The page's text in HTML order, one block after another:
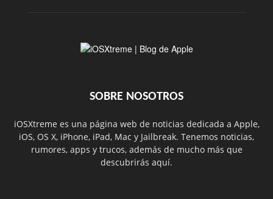
SOBRE NOSOTROS
iOSXtreme es una página web de noticias dedicada a Apple,
iOS, OS X, iPhone, iPad, Mac y Jailbreak. Tenemos noticias,
rumores, apps y trucos, además de mucho más que
descubrirás aquí.